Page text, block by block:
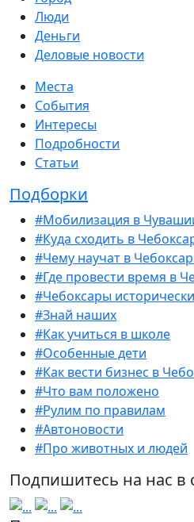
Люди
Деньги
Деловые новости
Места
События
Интересы
Подробности
Статьи
Подборки
#Мобилизация в
#Куда сходить в
#Чему научат в
#Где провести время в
#Чебоксары
#Знай наших
#Как учиться в школе
#Особенные дети
#Как вести бизнес в
#Что вам положено
#Рулим по правилам
#Автоновости
#Про животных и людей
Подпишитесь на нас в